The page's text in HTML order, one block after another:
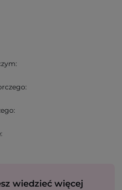
wiedzieć więcej